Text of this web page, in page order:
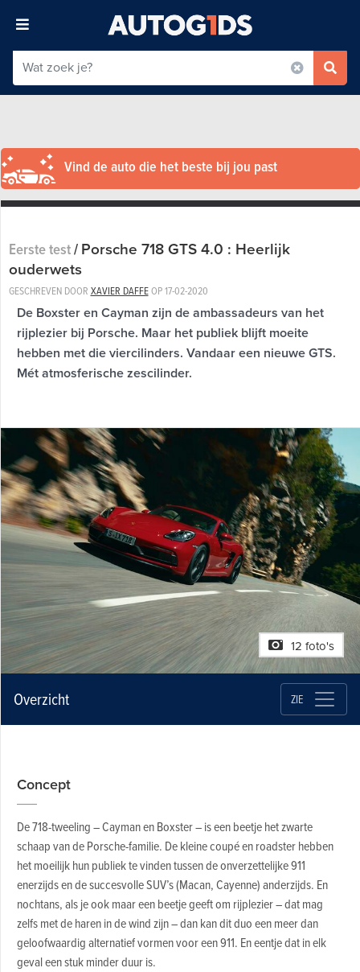
Vind de auto die het beste bij jou past
Eerste test/Porsche 718 GTS 4.0 : Heerlijk
ouderwets
GESCHREVEN DOOR XAVIER DAFFEOP17-02-2020
De Boxster en Cayman zijn de ambassadeurs van het
rijplezier bij Porsche. Maar het publiek blijft moeite
hebben met die viercilinders. Vandaar een nieuwe GTS.
Mét atmosferische zescilinder.
12 foto's
Overzicht ZIE
Concept
De 718-tweeling – Cayman en Boxster – is een beetje het zwarte
schaap van de Porsche-familie. De kleine coupé en roadster hebben
het moeilijk hun publiek te vinden tussen de onverzettelijke 911
enerzijds en de succesvolle SUV’s (Macan, Cayenne) anderzijds. En
nochtans, als je ook maar een beetje geeft om rijplezier – dat mag
zelfs met de haren in de wind zijn – dan kan dit duo een meer dan
geloofwaardig alternatief vormen voor een 911. En eentje dat in elk
geval een stuk minder duur is.